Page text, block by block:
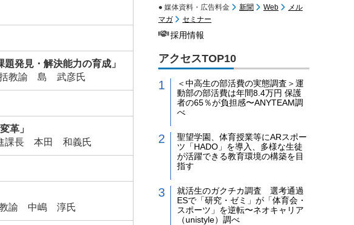
発見・解決能力の育成」
括教諭 島 武彦氏
革」
課長 本田 和義氏
教諭 中嶋 淳氏
● 媒体資料・広告料金 新聞 Web
メル
マガ
セミナー
採用情報
アクセスTOP10
＜中高生の部活費の実態調査＞運
動部の部活費は年間8.4万円 保護
者の65％が負担感〜ANYTEAM調
べ
聖望学園、体育授業等にARスポー
ツ「HADO」を導入、多様な生徒
が活躍できる教育環境の構築を目
指す
就活生のガクチカ調査 選考通過
ESで「研究・ゼミ」が「体育会・
スポーツ」を逆転〜ネオキャリア
（unistyle）調べ